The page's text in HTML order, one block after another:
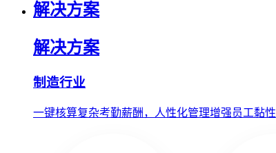
解决方案
解决方案
制造行业
一键核算复杂考勤薪酬，人性化管理增强员工黏性